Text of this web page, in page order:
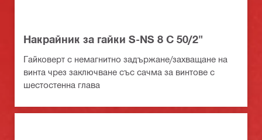
Накрайник за гайки S-NS 8 C 50/2"
Гайковерт с немагнитно задържане/захващане на
винта чрез заключване със сачма за винтове с
шестостенна глава